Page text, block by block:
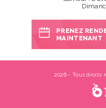
PRENEZ
MAINTENANT
2026 - Tous droits